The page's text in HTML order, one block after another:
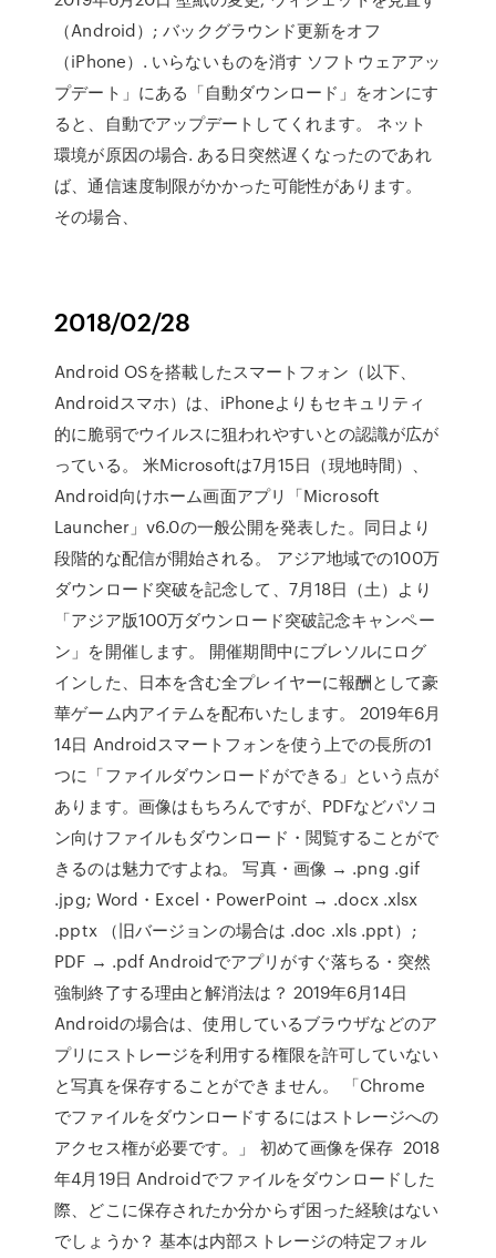
（Android）; バックグラウンド更新をオフ
（iPhone）. いらないものを消す ソフトウェアアッ
プデート」にある「自動ダウンロード」をオンにす
ると、自動でアップデートしてくれます。 ネット
環境が原因の場合. ある日突然遅くなったのであれ
ば、通信速度制限がかかった可能性があります。
その場合、
2018/02/28
Android OSを搭載したスマートフォン（以下、
Androidスマホ）は、iPhoneよりもセキュリティ
的に脆弱でウイルスに狙われやすいとの認識が広が
っている。 米Microsoftは7月15日（現地時間）、
Android向けホーム画面アプリ「Microsoft
Launcher」v6.0の一般公開を発表した。同日より
段階的な配信が開始される。 アジア地域での100万
ダウンロード突破を記念して、7月18日（土）より
「アジア版100万ダウンロード突破記念キャンペー
ン」を開催します。 開催期間中にブレソルにログ
インした、日本を含む全プレイヤーに報酬として豪
華ゲーム内アイテムを配布いたします。 2019年6月
14日 Androidスマートフォンを使う上での長所の1
つに「ファイルダウンロードができる」という点が
あります。画像はもちろんですが、PDFなどパソコ
ン向けファイルもダウンロード・閲覧することがで
きるのは魅力ですよね。 写真・画像 → .png .gif
.jpg; Word・Excel・PowerPoint → .docx .xlsx
.pptx （旧バージョンの場合は .doc .xls .ppt）;
PDF → .pdf Androidでアプリがすぐ落ちる・突然
強制終了する理由と解消法は？ 2019年6月14日
Androidの場合は、使用しているブラウザなどのア
プリにストレージを利用する権限を許可していない
と写真を保存することができません。 「Chrome
でファイルをダウンロードするにはストレージへの
アクセス権が必要です。」 初めて画像を保存 2018
年4月19日 Androidでファイルをダウンロードした
際、どこに保存されたか分からず困った経験はない
でしょうか？ 基本は内部ストレージの特定フォル